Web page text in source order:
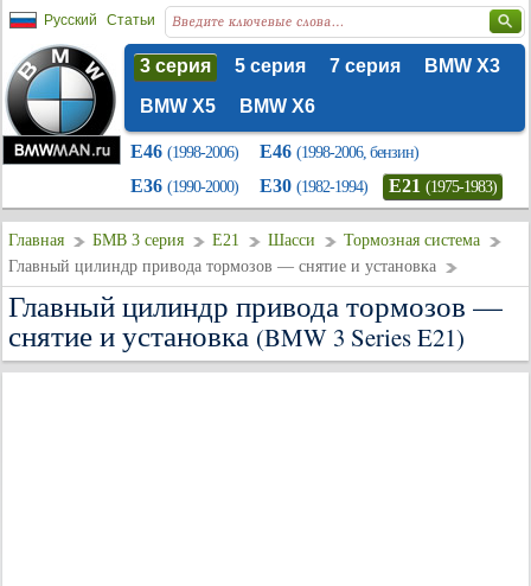
Русский Статьи
3 серия 5 серия 7 серия
BMW X3
BMW X5
BMW X6
E46 (1998-2006) E46 (1998-2006, бензин)
E36 (1990-2000) E30 (1982-1994) E21 (1975-1983)
Главная БМВ 3 серия E21 Шасси
Тормозная система
Главный цилиндр привода тормозов — снятие и установка
Главный цилиндр привода тормозов —
снятие и установка(BMW 3 Series E21)